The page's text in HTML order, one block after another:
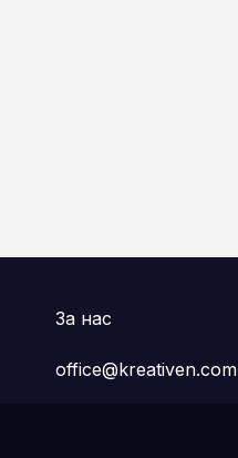
За нас
office@kreativen.com